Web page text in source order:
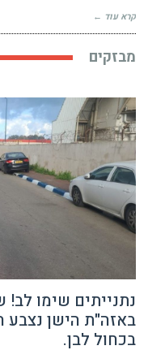
קרא עוד ←
מבזקים
נתנייתים שימו
באזה"ת הישן נצבע
בכחול לבן.